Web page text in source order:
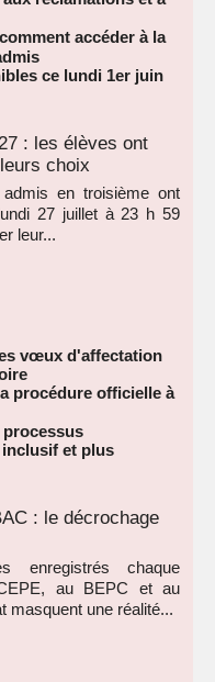
accéder à la
ce lundi 1er juin
: les élèves ont
choix
en troisième ont
27 juillet à 23 h 59
leur...
vœux d'affectation
procédure officielle à
processus
et plus
: le décrochage
enregistrés chaque
au BEPC et au
masquent une réalité...